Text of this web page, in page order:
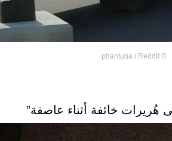
©
phantuba / Reddit